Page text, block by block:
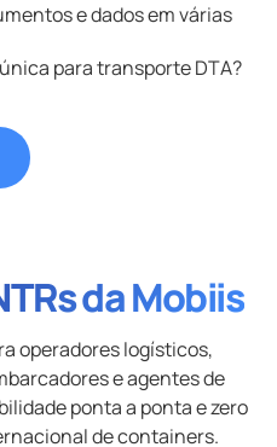
e dados em várias
para transporte DTA?
da Mobiis
operadores logísticos,
e agentes de
ponta a ponta e zero
de containers.